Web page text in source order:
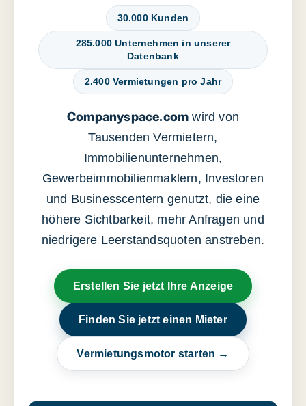
30.000 Kunden
285.000 Unternehmen in unserer
Datenbank
2.400 Vermietungen pro Jahr
Companyspace.com wird von
Tausenden Vermietern,
Immobilienunternehmen,
Gewerbeimmobilienmaklern, Investoren
und Businesscentern genutzt, die eine
höhere Sichtbarkeit, mehr Anfragen und
niedrigere Leerstandsquoten anstreben.
Erstellen Sie jetzt Ihre Anzeige
Finden Sie jetzt einen Mieter
Vermietungsmotor starten →